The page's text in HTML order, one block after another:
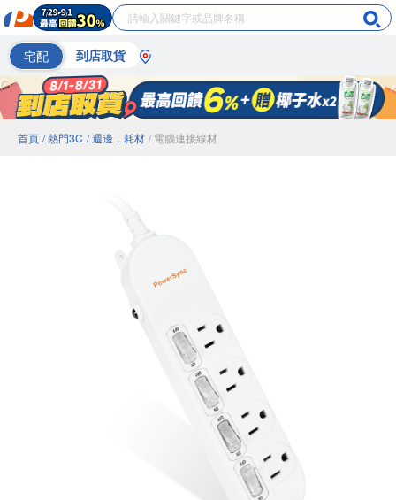
宅配 到店取貨
首頁 / 熱門3C / 週邊．耗材 / 電腦連接線材